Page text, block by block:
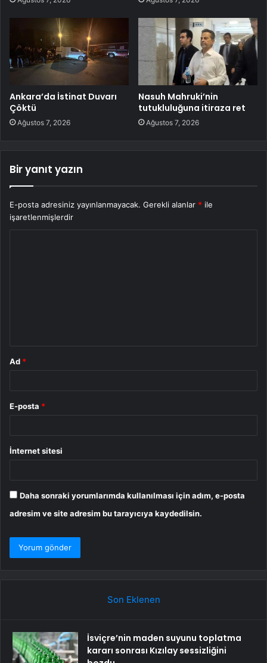
Ankara’da İstinat Duvarı
Çöktü
Ağustos 7, 2026
Nasuh Mahruki’nin
tutukluluğuna itiraza ret
Ağustos 7, 2026
Bir yanıt yazın
E-posta adresiniz yayınlanmayacak. Gerekli alanlar * ile
işaretlenmişlerdir
Ad *
E-posta *
İnternet sitesi
Daha sonraki yorumlarımda kullanılması için adım, e-posta
adresim ve site adresim bu tarayıcıya kaydedilsin.
Son Eklenen
İsviçre’nin maden suyunu toplatma
kararı sonrası Kızılay sessizliğini